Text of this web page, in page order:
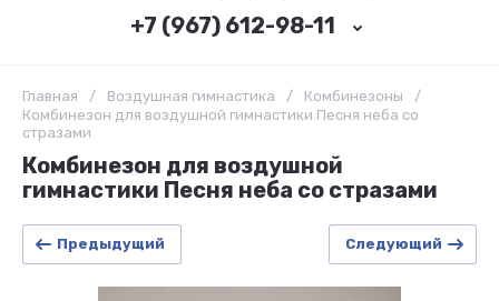
+7 (967) 612-98-11
Главная / Воздушная гимнастика / Комбинезоны
/
Комбинезон для воздушной гимнастики Песня неба со
стразами
Комбинезон для воздушной
гимнастики Песня неба со стразами
Предыдущий Следующий